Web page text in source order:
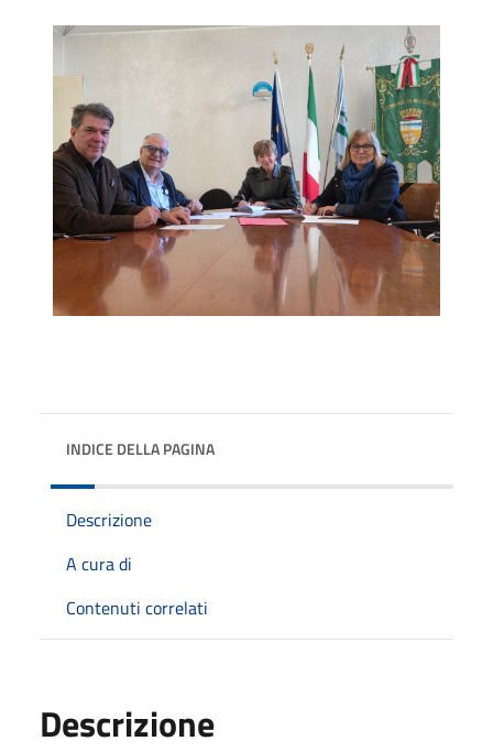
INDICE DELLA PAGINA
Descrizione
A cura di
Contenuti correlati
Descrizione